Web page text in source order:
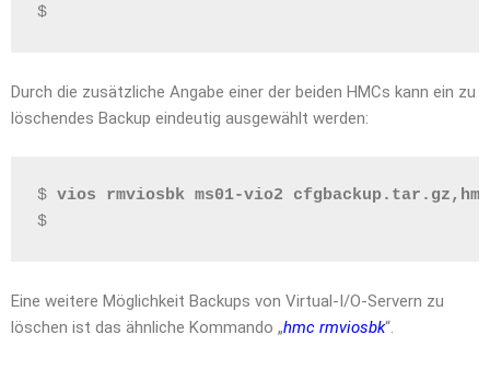
$
Durch die zusätzliche Angabe einer der beiden HMCs kann ein zu
löschendes Backup eindeutig ausgewählt werden:
$ vios rmviosbk ms01-vio2
$
Eine weitere Möglichkeit Backups von Virtual-I/O-Servern zu
löschen ist das ähnliche Kommando „hmc rmviosbk“.